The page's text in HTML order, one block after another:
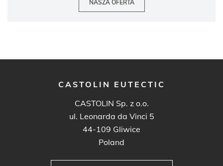
NASZA OFERTA
CASTOLIN EUTECTIC
CASTOLIN Sp. z o.o.
ul. Leonarda da Vinci 5
44-109 Gliwice
Poland